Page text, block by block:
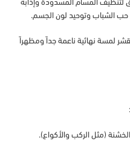
لتنظيف المسام المسدودة وإذابة
حب الشباب وتوحيد لون الجسم.
لمسة نهائية ناعمة جداً ومظهراً
(مثل الركب والأكواع).